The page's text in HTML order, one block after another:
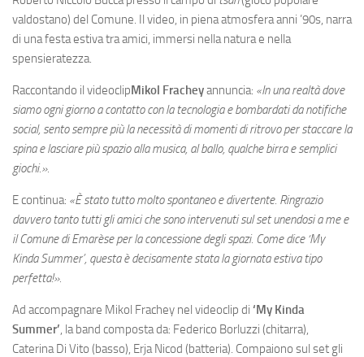
valdostano) del Comune. Il video, in piena atmosfera anni ’90s, narra
di una festa estiva tra amici, immersi nella natura e nella
spensieratezza.
Raccontando il videoclipMikol Fracheyannuncia: «In una realtà dove
siamo ogni giorno a contatto con la tecnologia e bombardati da notifiche
social, sento sempre più la necessità di momenti di ritrovo per staccare la
spina e lasciare più spazio alla musica, al ballo, qualche birra e semplici
giochi.».
E continua: «È stato tutto molto spontaneo e divertente. Ringrazio
davvero tanto tutti gli amici che sono intervenuti sul set unendosi a me e
il Comune di Emarèse per la concessione degli spazi. Come dice ‘My
Kinda Summer’, questa è decisamente stata la giornata estiva tipo
perfetta!».
Ad accompagnare Mikol Frachey nel videoclip di ‘My Kinda
Summer’, la band composta da: Federico Borluzzi (chitarra),
Caterina Di Vito (basso), Erja Nicod (batteria). Compaiono sul set gli